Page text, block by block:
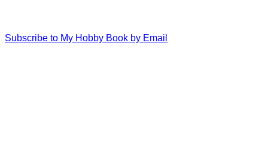
Subscribe to My Hobby Book by Email